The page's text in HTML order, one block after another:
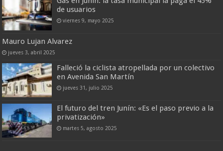
de usuarios
viernes 9, mayo 2025
Mauro Lujan Alvarez
jueves 3, abril 2025
Falleció la ciclista atropellada por un colectivo
en Avenida San Martín
jueves 31, julio 2025
El futuro del tren Junín: «Es el paso previo a la
privatización»
martes 5, agosto 2025